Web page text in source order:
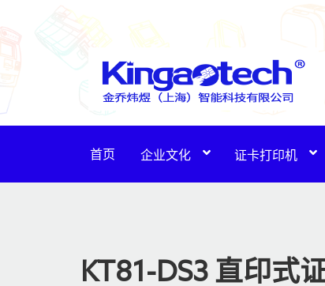
首页 企业文化 证卡打印机
KT81-DS3 直印式